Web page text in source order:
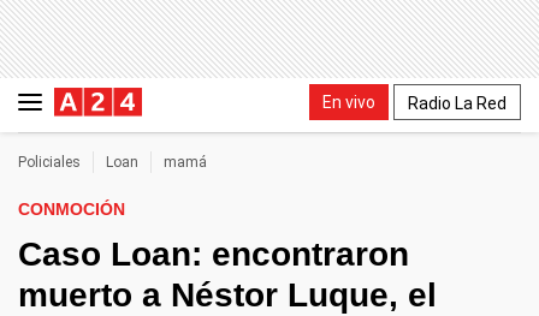
En vivo Radio La Red
Policiales Loan mamá
CONMOCIÓN
Caso Loan: encontraron
muerto a Néstor Luque, el